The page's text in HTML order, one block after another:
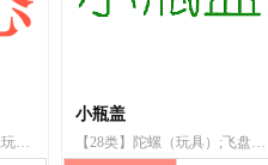
【28类】游戏器具;大积木;玩具;盖房玩具;玩具小房子;拼图玩具;玩具车;多米诺骨牌;积木（玩具）;智能玩具
小瓶盖
【28类】陀螺（玩具）;飞盘（玩具）;玩具熊;肥皂泡（玩具）;多米诺骨牌;闹剧玩具;玩具面具;积木（玩具）;盖房玩具;玩具